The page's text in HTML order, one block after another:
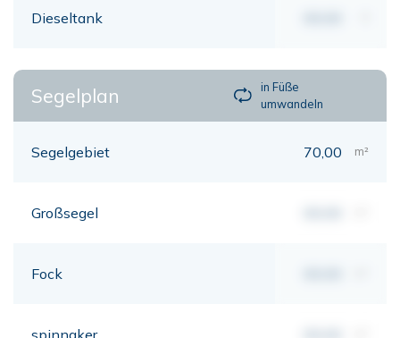
Dieseltank
Segelplan
in Füße
umwandeln
Segelgebiet 70,00 m²
Großsegel
Fock
spinnaker